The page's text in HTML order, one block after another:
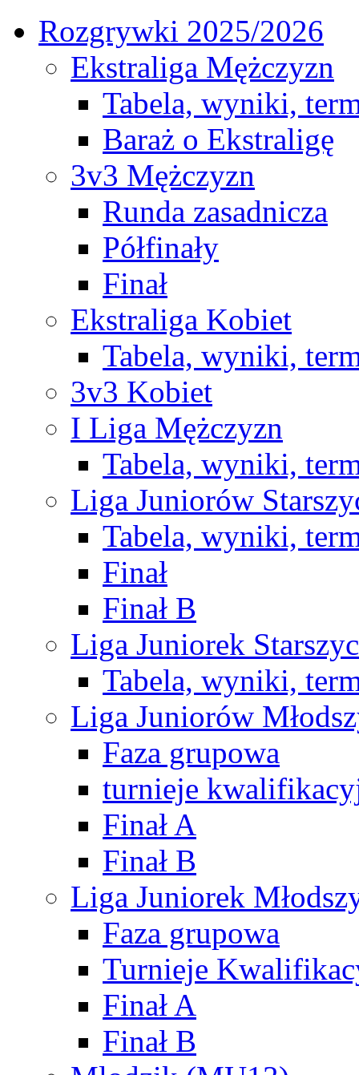
Rozgrywki 2025/2026
Ekstraliga Mężczyzn
Tabela, wyniki,
Baraż o Ekstraligę
3v3 Mężczyzn
Runda zasadnicza
Półfinały
Finał
Ekstraliga Kobiet
Tabela, wyniki,
3v3 Kobiet
I Liga Mężczyzn
Tabela, wyniki,
Liga Juniorów
Tabela, wyniki,
Finał
Finał B
Liga Juniorek
Tabela, wyniki,
Liga Juniorów
Faza grupowa
turnieje
Finał A
Finał B
Liga Juniorek
Faza grupowa
Turnieje
Finał A
Finał B